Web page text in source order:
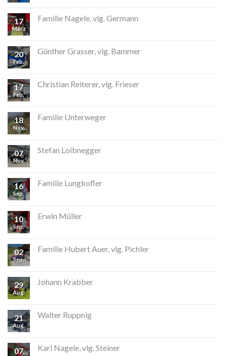
17
März
Familie Nagele, vlg. Germann
20
Feb.
Günther Grasser, vlg. Bammer
17
Feb.
Christian Reiterer, vlg. Frieser
18
Nov.
Familie Unterweger
07
Nov.
Stefan Loibnegger
16
Sep.
Familie Lungkofler
10
Sep.
Erwin Müller
02
Sep.
Familie Hubert Auer, vlg. Pichler
29
Aug.
Johann Krabber
21
Aug.
Walter Ruppnig
07 Karl Nagele, vlg. Steiner